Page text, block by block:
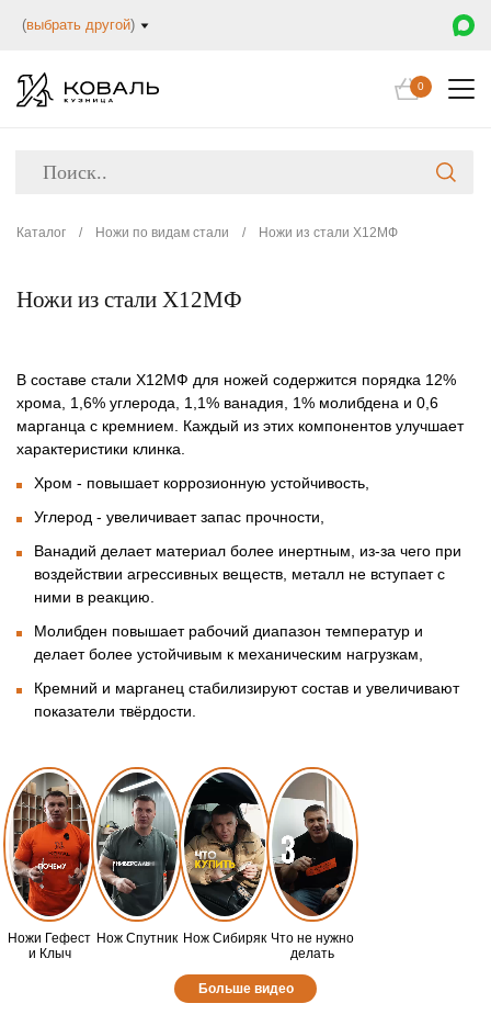
(выбрать другой)
0
Каталог / Ножи по видам стали / Ножи из стали Х12МФ
Ножи из стали Х12МФ
В составе стали Х12МФ для ножей содержится порядка 12%
хрома, 1,6% углерода, 1,1% ванадия, 1% молибдена и 0,6
марганца с кремнием. Каждый из этих компонентов улучшает
характеристики клинка.
Хром - повышает коррозионную устойчивость,
Углерод - увеличивает запас прочности,
Ванадий делает материал более инертным, из-за чего при
воздействии агрессивных веществ, металл не вступает с
ними в реакцию.
Молибден повышает рабочий диапазон температур и
делает более устойчивым к механическим нагрузкам,
Кремний и марганец стабилизируют состав и увеличивают
показатели твёрдости.
Ножи Гефест
и Клыч
Нож Спутник Нож Сибиряк Что не нужно
делать
Больше видео